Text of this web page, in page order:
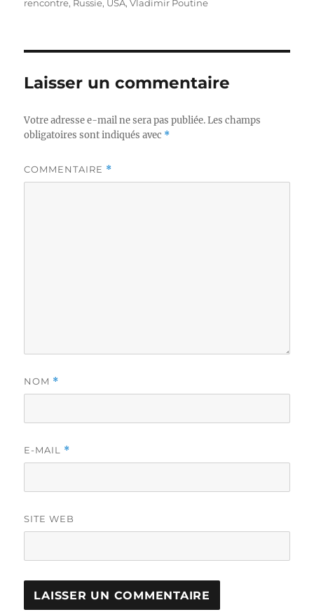
rencontre, Russie, USA,Vladimir Poutine
Laisser un commentaire
Votre adresse e-mail ne sera pas publiée. Les champs
obligatoires sont indiqués avec *
COMMENTAIRE *
NOM *
E-MAIL *
SITE WEB